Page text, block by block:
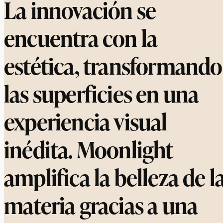
La innovación se
encuentra con la
estética, transformando
las superficies en una
experiencia visual
inédita. Moonlight
amplifica la belleza de
materia gracias a una